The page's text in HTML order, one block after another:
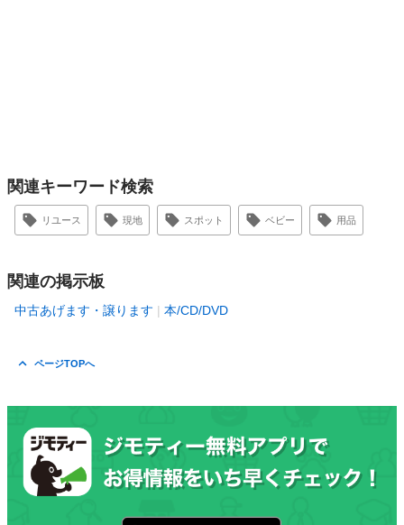
関連キーワード検索
リユース 現地 スポット ベビー 用品
関連の掲示板
中古あげます・譲ります 本/CD/DVD
ページTOPへ